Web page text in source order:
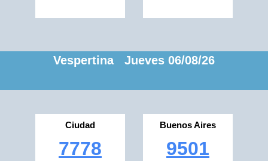
Vespertina Jueves 06/08/26
Ciudad
7778
Buenos Aires
9501